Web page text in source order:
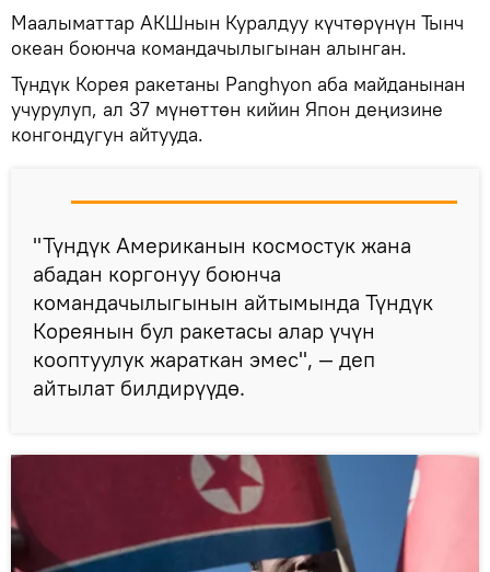
Маалыматтар АКШнын Куралдуу күчтөрүнүн Тынч
океан боюнча командачылыгынан алынган.
Түндүк Корея ракетаны Panghyon аба майданынан
учурулуп, ал 37 мүнөттөн кийин Япон деңизине
конгондугун айтууда.
"Түндүк Американын космостук жана
абадан коргонуу боюнча
командачылыгынын айтымында Түндүк
Кореянын бул ракетасы алар үчүн
кооптуулук жараткан эмес", — деп
айтылат билдирүүдө.